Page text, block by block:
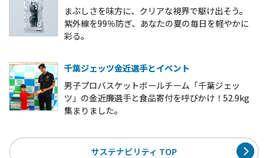
まぶしさを味方に、クリアな視界で駆け出そう。
紫外線を99％防ぎ、あなたの夏の毎日を軽やかに
彩る。
千葉ジェッツ金近選手とイベント
男子プロバスケットボールチーム「千葉ジェッ
ツ」の金近廉選手と食品寄付を呼びかけ！52.9kg
集まりました。
サステナビリティ TOP